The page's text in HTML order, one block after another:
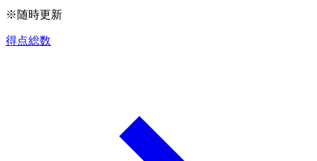
※随時更新
得点総数